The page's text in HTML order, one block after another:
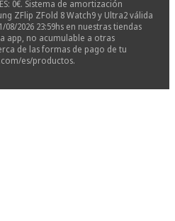
0€. Sistema de amortización
ZFlip ZFold 8 Watch9 y Ultra2 válida
08/2026 23:59hs en nuestras tiendas
app, no acumulable a otras
de las formas de pago de tu
es/productos.